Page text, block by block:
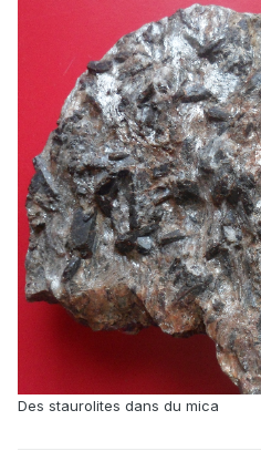
Des staurolites dans du mica